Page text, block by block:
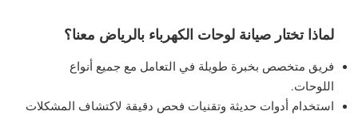
لماذا تختار صيانة لوحات الكهرباء بالرياض معنا؟
فريق متخصص بخبرة طويلة في التعامل مع جميع أنواع
اللوحات.
استخدام أدوات حديثة وتقنيات فحص دقيقة لاكتشاف المشكلات